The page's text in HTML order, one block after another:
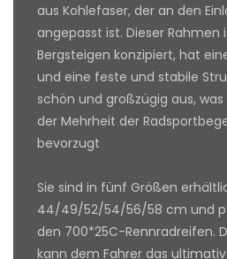
aus Kohlefaser, der an den
angepasst ist. Dieser Rahmen
Bergsteigen konzipiert, hat
und eine feste und stabile
schön und großzügig aus,
der Mehrheit der
bevorzugt
Sie sind in fünf Größen
44/49/52/54/56/58 cm und
den 700*25C-Rennradreifen.
kann dem Fahrer das